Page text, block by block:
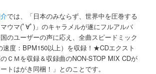
では、「日本のみならず、世界中を圧巻する
マウマ(ﾟ∀ﾟ)」のキャラメルが遂にフルアルバ
のユーザーの声に応え、全曲スピードミック
速度：BPM150以上）を収録！★CDエクスト
ＣＭを収録＆収録曲のNON-STOP MIX CDが
トはがき同梱！」とのことです。